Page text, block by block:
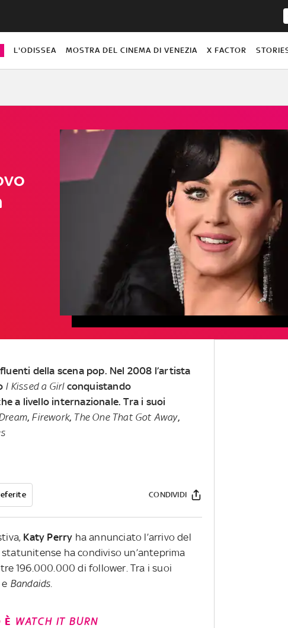
L'ODISSEA MOSTRA DEL CINEMA DI VENEZIA X FACTOR
della scena pop. Nel 2008 l’artista
I Kissed a Girl conquistando
a livello internazionale. Tra i suoi
, Firework, The One That Got Away,
CONDIVIDI
Katy Perry ha annunciato l’arrivo del
ha condiviso un’anteprima
196.000.000 di follower. Tra i suoi
e Bandaids
È WATCH IT BURN